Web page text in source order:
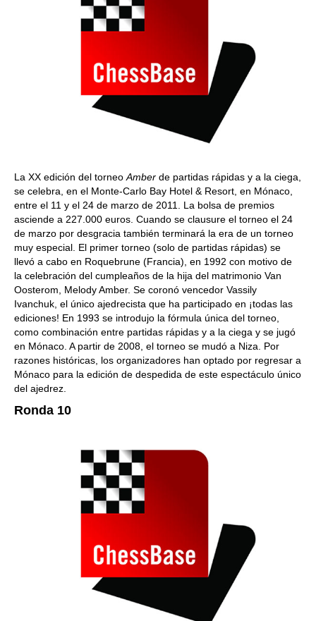
La XX edición del torneo Amber de partidas rápidas y a la ciega,
se celebra, en el Monte-Carlo Bay Hotel & Resort, en Mónaco,
entre el 11 y el 24 de marzo de 2011. La bolsa de premios
asciende a 227.000 euros. Cuando se clausure el torneo el 24
de marzo por desgracia también terminará la era de un torneo
muy especial. El primer torneo (solo de partidas rápidas) se
llevó a cabo en Roquebrune (Francia), en 1992 con motivo de
la celebración del cumpleaños de la hija del matrimonio Van
Oosterom, Melody Amber. Se coronó vencedor Vassily
Ivanchuk, el único ajedrecista que ha participado en ¡todas las
ediciones! En 1993 se introdujo la fórmula única del torneo,
como combinación entre partidas rápidas y a la ciega y se jugó
en Mónaco. A partir de 2008, el torneo se mudó a Niza. Por
razones históricas, los organizadores han optado por regresar a
Mónaco para la edición de despedida de este espectáculo único
del ajedrez.
Ronda 10